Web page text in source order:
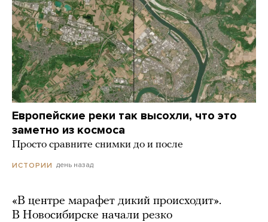
Европейские реки так высохли, что это
заметно из космоса
Просто сравните снимки до и после
ИСТОРИИ день назад
«В центре марафет дикий происходит».
В Новосибирске начали резко